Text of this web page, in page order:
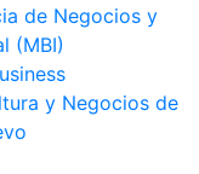
de Negocios y
(MBI)
y Negocios de